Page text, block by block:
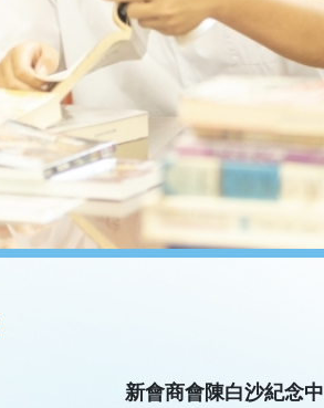
新會商會陳白沙紀念